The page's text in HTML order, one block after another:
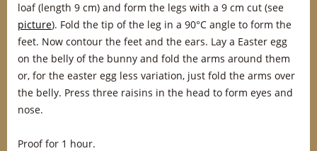
loaf (length 9 cm) and form the legs with a 9 cm cut (see
picture). Fold the tip of the leg in a 90°C angle to form the
feet. Now contour the feet and the ears. Lay a Easter egg
on the belly of the bunny and fold the arms around them
or, for the easter egg less variation, just fold the arms over
the belly. Press three raisins in the head to form eyes and
nose.
Proof for 1 hour.